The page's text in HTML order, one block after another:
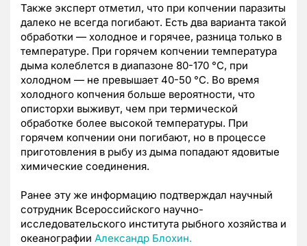
Также эксперт отметил, что при копчении паразиты
далеко не всегда погибают. Есть два варианта такой
обработки — холодное и горячее, разница только в
температуре. При горячем копчении температура
дыма колеблется в диапазоне 80-170 °С, при
холодном — не превышает 40-50 °С. Во время
холодного копчения больше вероятности, что
описторхи выживут, чем при термической
обработке более высокой температуры. При
горячем копчении они погибают, но в процессе
приготовления в рыбу из дыма попадают ядовитые
химические соединения.
Ранее эту же информацию подтверждал научный
сотрудник Всероссийского научно-
исследовательского института рыбного хозяйства и
океанографии Александр Блохин.